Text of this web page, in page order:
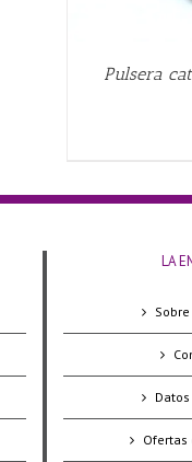
Pulsera
LA
Ofertas